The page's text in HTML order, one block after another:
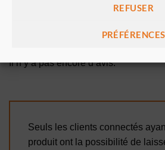
REFUSER
PRÉFÉRENCES
Il n’y a pas encore d’avis.
Seuls les clients connectés
produit ont la possibilité de